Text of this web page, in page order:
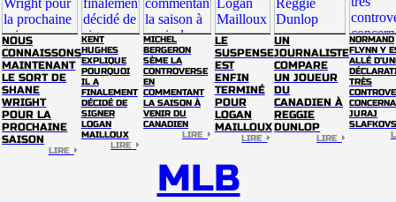
NOUS
CONNAISSONS
MAINTENANT
LE SORT DE
SHANE
WRIGHT
POUR LA
PROCHAINE
SAISON
LIRE
KENT
HUGHES
EXPLIQUE
POURQUOI
IL A
FINALEMENT
DÉCIDÉ DE
SIGNER
LOGAN
MAILLOUX
LIRE
MICHEL
BERGERON
SÈME LA
CONTROVERSE
EN
COMMENTANT
LA SAISON À
VENIR DU
CANADIEN
LIRE
LE
SUSPENSE
EST
ENFIN
TERMINÉ
POUR
LOGAN
MAILLOUX
LIRE
UN
JOURNALISTE
COMPARE
UN JOUEUR
DU
CANADIEN À
REGGIE
DUNLOP
LIRE
NORMAND
FLYNN Y
ALLÉ
TRÈS
JURAJ
MLB